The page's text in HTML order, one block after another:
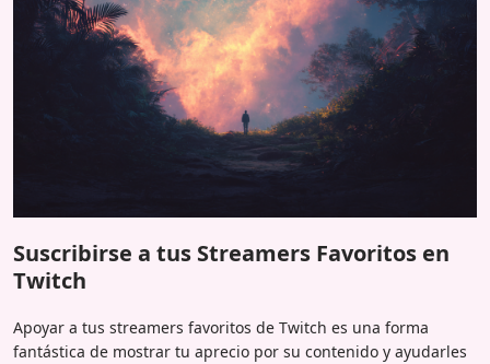
Suscribirse a tus Streamers Favoritos en
Twitch
Apoyar a tus streamers favoritos de Twitch es una forma
fantástica de mostrar tu aprecio por su contenido y ayudarles